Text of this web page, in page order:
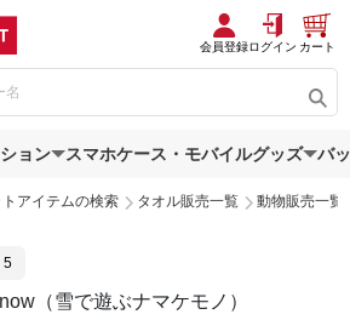
会員登録ログイン カート
ョン スマホケース・モバイルグッズ バ
アイテムの検索 タオル販売一覧 動物販売一覧
5
（雪で遊ぶナマケモノ）